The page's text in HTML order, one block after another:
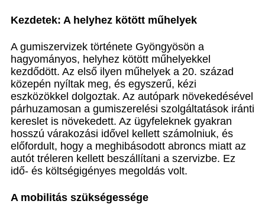
Kezdetek: A helyhez kötött műhelyek
A gumiszervizek története Gyöngyösön a
hagyományos, helyhez kötött műhelyekkel
kezdődött. Az első ilyen műhelyek a 20. század
közepén nyíltak meg, és egyszerű, kézi
eszközökkel dolgoztak. Az autópark növekedésével
párhuzamosan a gumiszerelési szolgáltatások iránti
kereslet is növekedett. Az ügyfeleknek gyakran
hosszú várakozási idővel kellett számolniuk, és
előfordult, hogy a meghibásodott abroncs miatt az
autót tréleren kellett beszállítani a szervizbe. Ez
idő- és költségigényes megoldás volt.
A mobilitás szükségessége